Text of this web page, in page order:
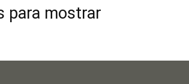
para mostrar